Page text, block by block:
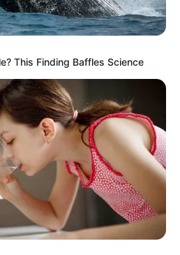
This Finding Baffles Science